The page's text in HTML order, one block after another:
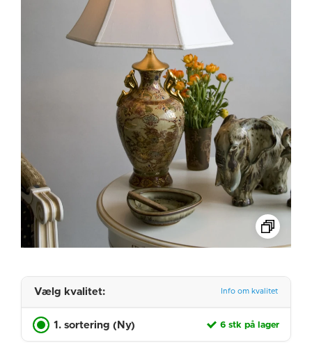
Vælg kvalitet: Info om kvalitet
1. sortering (Ny) 6 stk på lager